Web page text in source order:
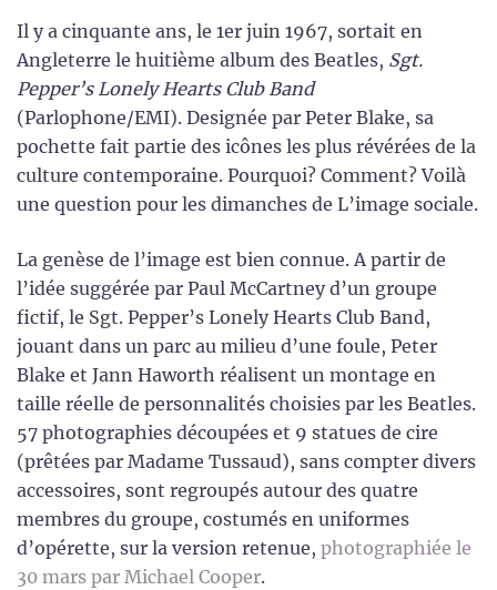
Il y a cinquante ans, le 1er juin 1967, sortait en
Angleterre le huitième album des Beatles, Sgt.
Pepper’s Lonely Hearts Club Band
(Parlophone/EMI). Designée par Peter Blake, sa
pochette fait partie des icônes les plus révérées de la
culture contemporaine. Pourquoi? Comment? Voilà
une question pour les dimanches de L’image sociale.
La genèse de l’image est bien connue. A partir de
l’idée suggérée par Paul McCartney d’un groupe
fictif, le Sgt. Pepper’s Lonely Hearts Club Band,
jouant dans un parc au milieu d’une foule, Peter
Blake et Jann Haworth réalisent un montage en
taille réelle de personnalités choisies par les Beatles.
57 photographies découpées et 9 statues de cire
(prêtées par Madame Tussaud), sans compter divers
accessoires, sont regroupés autour des quatre
membres du groupe, costumés en uniformes
d’opérette, sur la version retenue, photographiée le
30 mars par Michael Cooper.